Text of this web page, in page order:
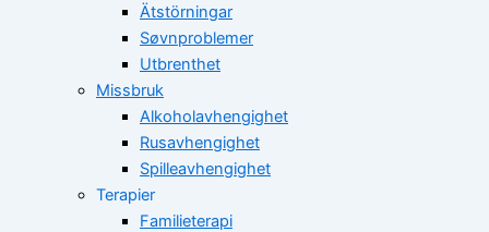
Ätstörningar
Søvnproblemer
Utbrenthet
Missbruk
Alkoholavhengighet
Rusavhengighet
Spilleavhengighet
Terapier
Familieterapi